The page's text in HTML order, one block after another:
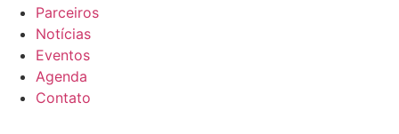
Parceiros
Notícias
Eventos
Agenda
Contato